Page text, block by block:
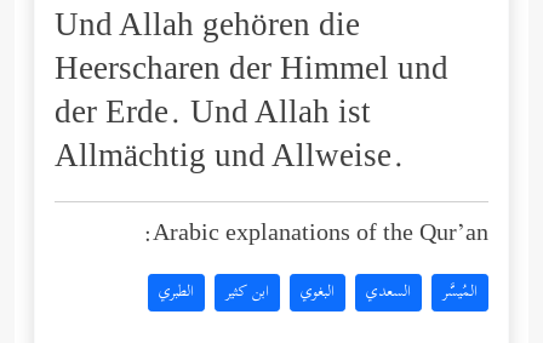
Und Allah gehören die
Heerscharen der Himmel und
der Erde. Und Allah ist
Allmächtig und Allweise.
Arabic explanations of the Qur’an:
المُيسَّر السعدي البغوي ابن كثير الطبري